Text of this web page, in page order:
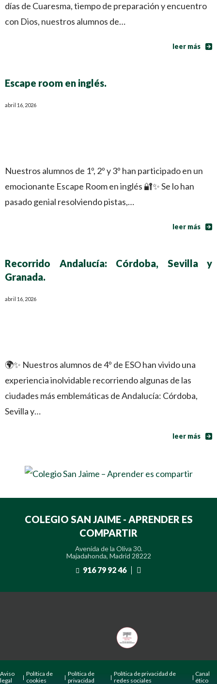
días de Cuaresma, tiempo de preparación y encuentro
con Dios, nuestros alumnos de…
leer más
Escape room en inglés.
abril 16, 2026
Nuestros alumnos de 1º, 2º y 3º han participado en un
emocionante Escape Room en inglés 🔐✨ Se lo han
pasado genial resolviendo pistas,…
leer más
Recorrido Andalucía: Córdoba, Sevilla y
Granada.
abril 16, 2026
🌍✨ Nuestros alumnos de 4º de ESO han vivido una
experiencia inolvidable recorriendo algunas de las
ciudades más emblemáticas de Andalucía: Córdoba,
Sevilla y…
leer más
COLEGIO SAN JAIME - APRENDER ES
COMPARTIR
Avenida de la Oliva 30.
Majadahonda, Madrid 28222
916 79 92 46
Aviso
legal
Política de
cookies
Política de
privacidad
Política de privacidad de
redes sociales
Canal
ético